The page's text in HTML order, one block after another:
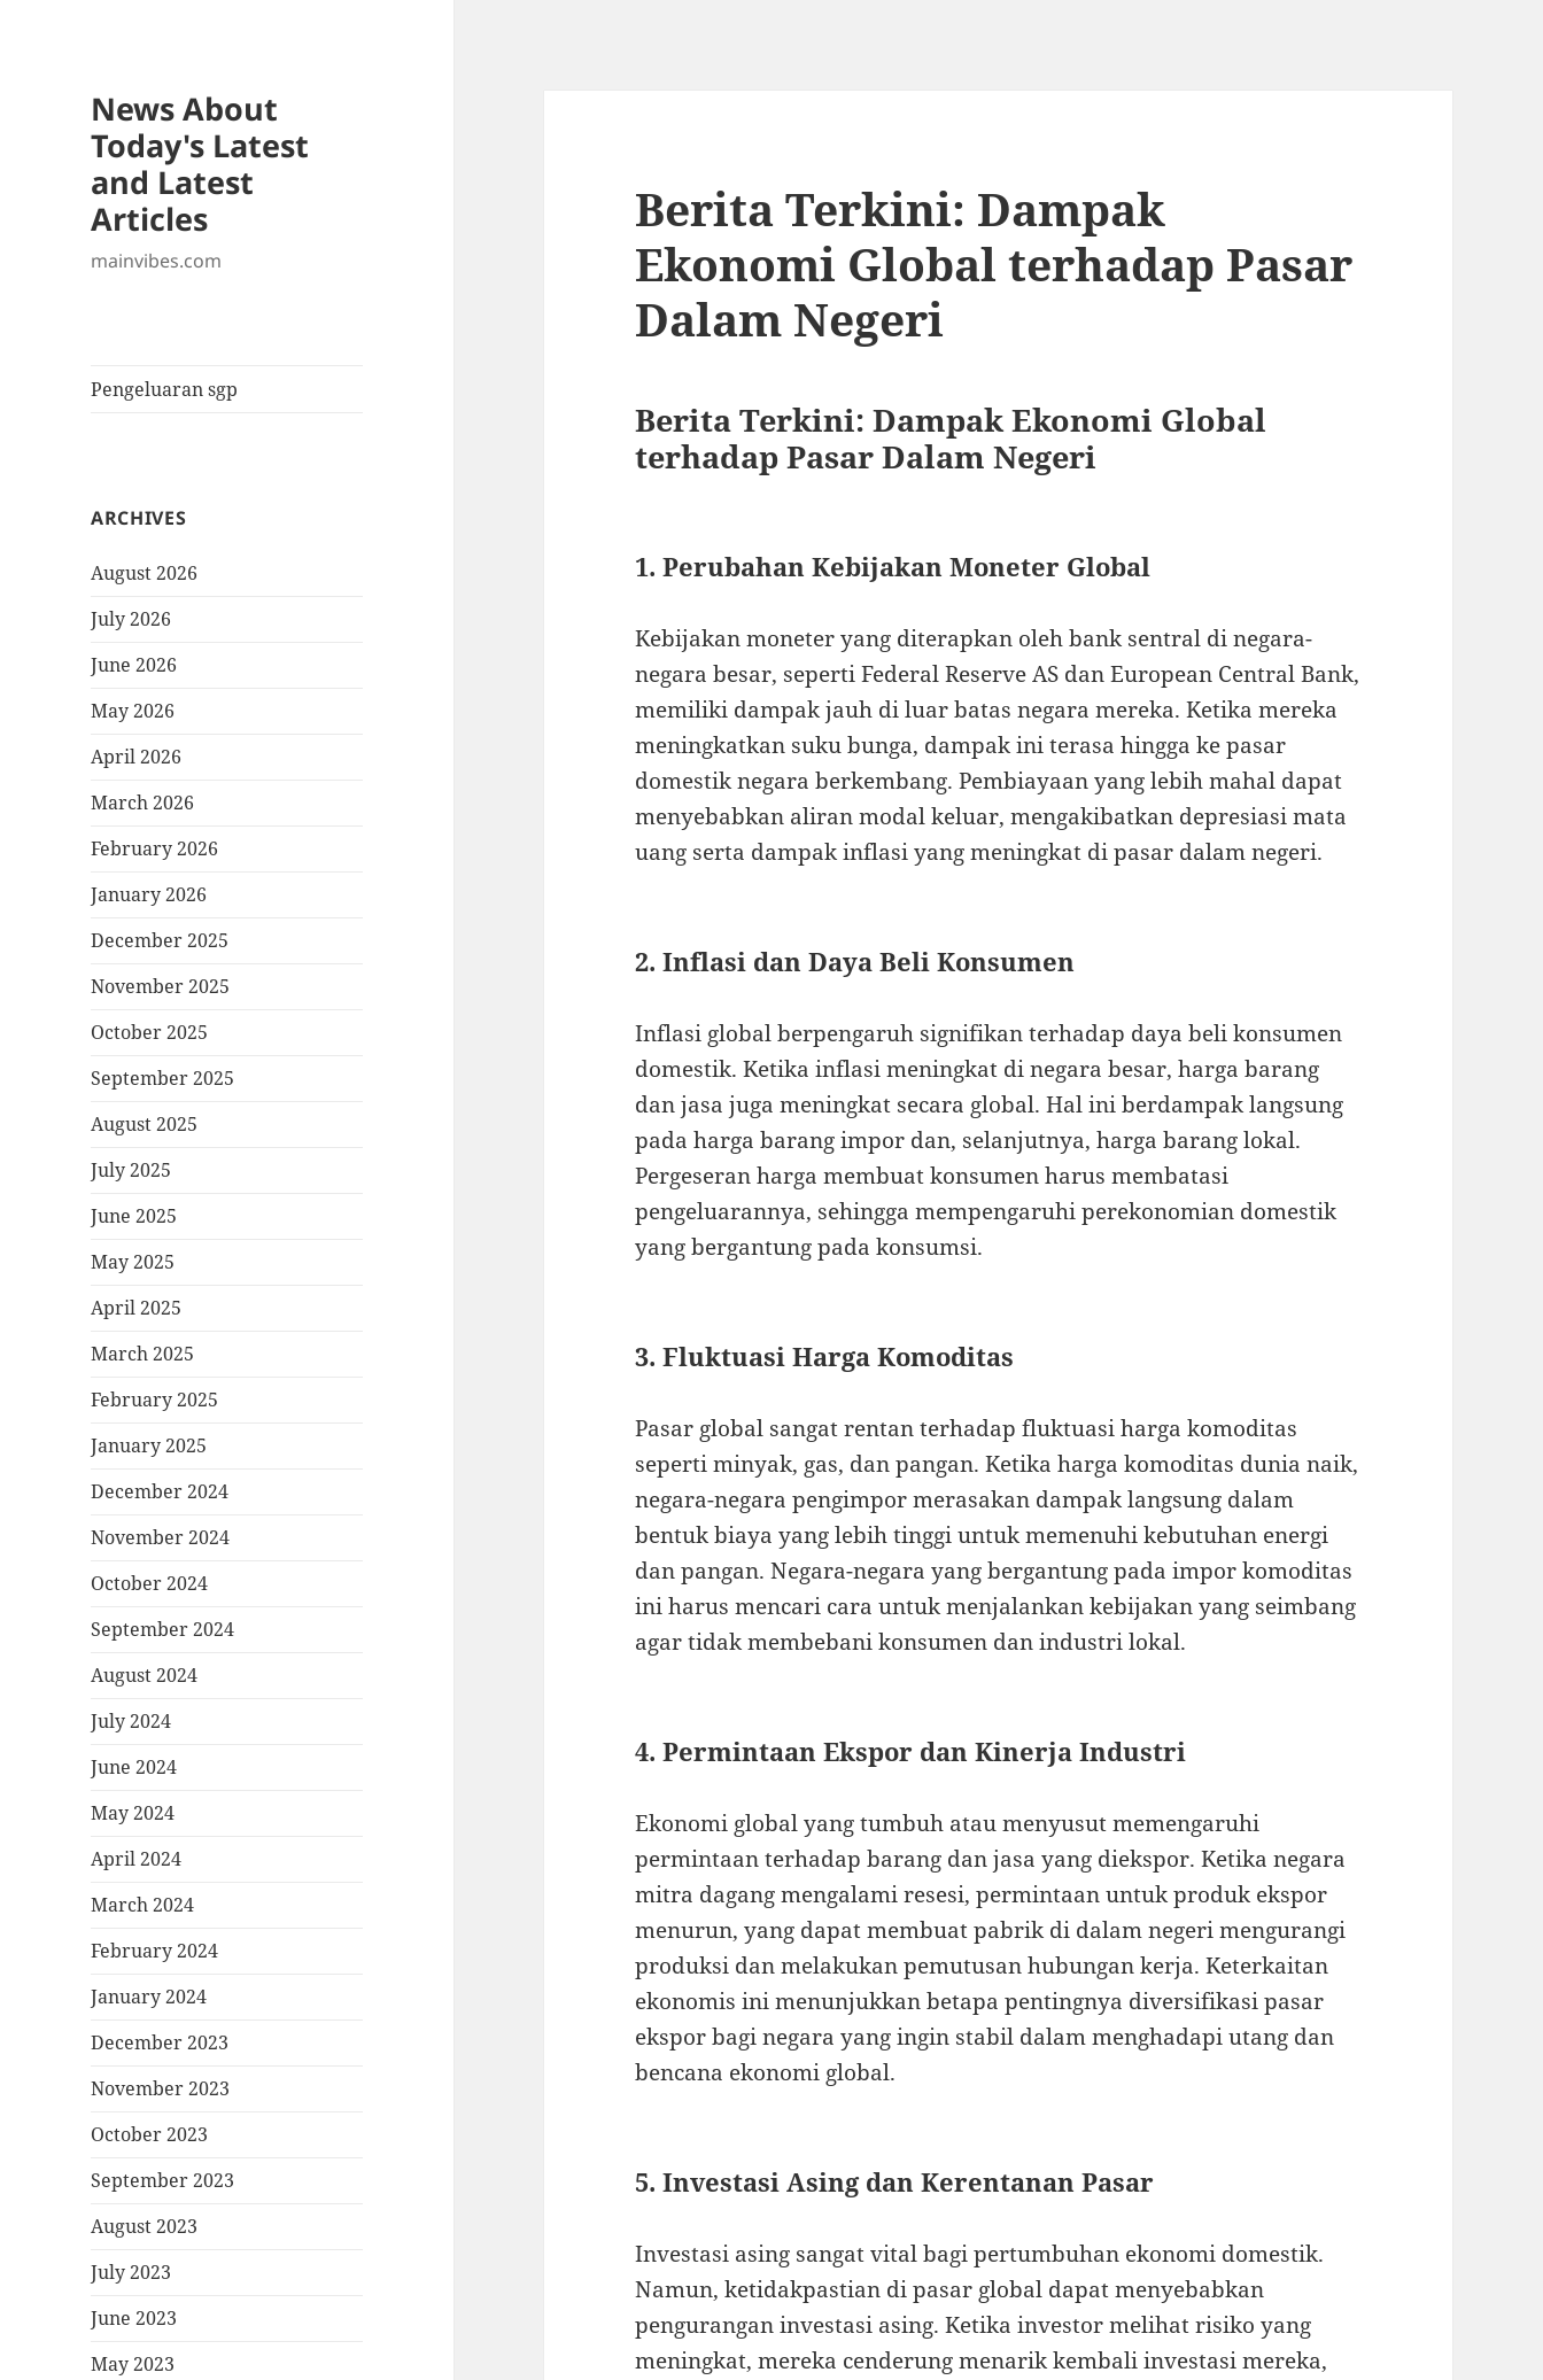
News About
Today's Latest
and Latest
Articles
mainvibes.com
Pengeluaran sgp
ARCHIVES
August 2026
July 2026
June 2026
May 2026
April 2026
March 2026
February 2026
January 2026
December 2025
November 2025
October 2025
September 2025
August 2025
July 2025
June 2025
May 2025
April 2025
March 2025
February 2025
January 2025
December 2024
November 2024
October 2024
September 2024
August 2024
July 2024
June 2024
May 2024
April 2024
March 2024
February 2024
January 2024
December 2023
November 2023
October 2023
September 2023
August 2023
July 2023
June 2023
May 2023
Berita Terkini: Dampak
Ekonomi Global terhadap Pasar
Dalam Negeri
Berita Terkini: Dampak Ekonomi Global
terhadap Pasar Dalam Negeri
1. Perubahan Kebijakan Moneter Global
Kebijakan moneter yang diterapkan oleh bank sentral di negara-
negara besar, seperti Federal Reserve AS dan European Central Bank,
memiliki dampak jauh di luar batas negara mereka. Ketika mereka
meningkatkan suku bunga, dampak ini terasa hingga ke pasar
domestik negara berkembang. Pembiayaan yang lebih mahal dapat
menyebabkan aliran modal keluar, mengakibatkan depresiasi mata
uang serta dampak inflasi yang meningkat di pasar dalam negeri.
2. Inflasi dan Daya Beli Konsumen
Inflasi global berpengaruh signifikan terhadap daya beli konsumen
domestik. Ketika inflasi meningkat di negara besar, harga barang
dan jasa juga meningkat secara global. Hal ini berdampak langsung
pada harga barang impor dan, selanjutnya, harga barang lokal.
Pergeseran harga membuat konsumen harus membatasi
pengeluarannya, sehingga mempengaruhi perekonomian domestik
yang bergantung pada konsumsi.
3. Fluktuasi Harga Komoditas
Pasar global sangat rentan terhadap fluktuasi harga komoditas
seperti minyak, gas, dan pangan. Ketika harga komoditas dunia naik,
negara-negara pengimpor merasakan dampak langsung dalam
bentuk biaya yang lebih tinggi untuk memenuhi kebutuhan energi
dan pangan. Negara-negara yang bergantung pada impor komoditas
ini harus mencari cara untuk menjalankan kebijakan yang seimbang
agar tidak membebani konsumen dan industri lokal.
4. Permintaan Ekspor dan Kinerja Industri
Ekonomi global yang tumbuh atau menyusut memengaruhi
permintaan terhadap barang dan jasa yang diekspor. Ketika negara
mitra dagang mengalami resesi, permintaan untuk produk ekspor
menurun, yang dapat membuat pabrik di dalam negeri mengurangi
produksi dan melakukan pemutusan hubungan kerja. Keterkaitan
ekonomis ini menunjukkan betapa pentingnya diversifikasi pasar
ekspor bagi negara yang ingin stabil dalam menghadapi utang dan
bencana ekonomi global.
5. Investasi Asing dan Kerentanan Pasar
Investasi asing sangat vital bagi pertumbuhan ekonomi domestik.
Namun, ketidakpastian di pasar global dapat menyebabkan
pengurangan investasi asing. Ketika investor melihat risiko yang
meningkat, mereka cenderung menarik kembali investasi mereka,